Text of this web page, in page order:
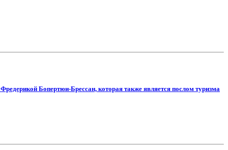
Бопертюи-Брессан, которая также является послом туризма